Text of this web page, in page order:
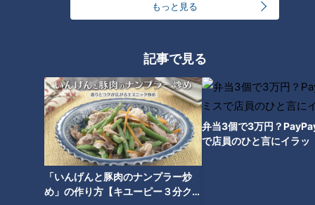
もっと見る
記事で見る
「いんげんと豚肉のナンプラー炒
め」の作り方【キユーピー３分クッ
弁当3個で3万円？
で店員のひと言にイラッ
そば食べ放題が始まる5時間前の午前6時。店内では、すでに
石臼が動いています。石川さんによると、そばは香りが大事な
ので、香りが逃げないように当日そばの実をひいているそう。
ひきたてのそば粉を使うため、サガミは全国165店舗の店頭に
石臼を設置しています。